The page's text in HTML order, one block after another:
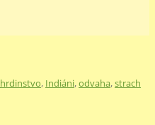
hrdinstvo, Indiáni,odvaha,strach